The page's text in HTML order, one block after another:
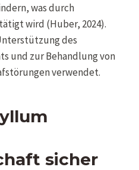
was durch
wird (Huber, 2024).
des
und zur Behandlung von
verwendet.
sicher